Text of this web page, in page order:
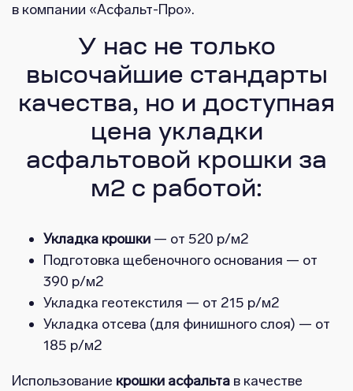
в компании «Асфальт-Про».
У нас не только
высочайшие стандарты
качества, но и доступная
цена укладки
асфальтовой крошки за
м2 с работой:
Укладка крошки — от 520 р/м2
Подготовка щебеночного основания — от
390 р/м2
Укладка геотекстиля — от 215 р/м2
Укладка отсева (для финишного слоя) — от
185 р/м2
Использование крошки асфальта в качестве